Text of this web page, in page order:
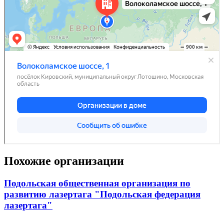
Похожие организации
Подольская общественная организация по
развитию лазертага "Подольская федерация
лазертага"